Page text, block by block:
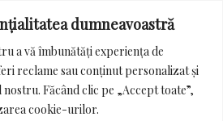
dumneavoastră
a vă îmbunătăți experiența de
reclame sau conținut personalizat și
Făcând clic pe „Accept toate”,
cookie-urilor.
Menu